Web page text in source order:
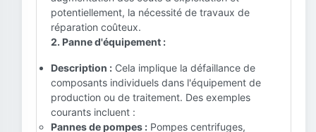
potentiellement, la nécessité de travaux de
réparation coûteux.
2. Panne d'équipement :
Description : Cela implique la défaillance de
composants individuels dans l'équipement de
production ou de traitement. Des exemples
courants incluent :
Pannes de pompes : Pompes centrifuges,